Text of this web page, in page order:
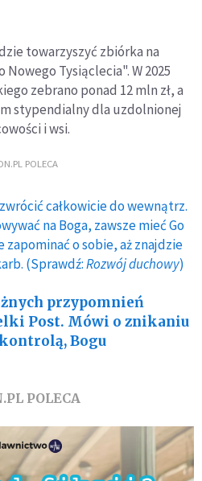
towarzyszyć zbiórka na
Tysiąclecia". W 2025
zebrano ponad 12 mln zł, a
stypendialny dla uzdolnionej
i wsi.
POLECA
całkowicie do wewnątrz.
na Boga, zawsze mieć Go
o sobie, aż znajdzie
(Sprawdź:Rozwój duchowy)
przypomnień
Post. Mówi o znikaniu
Bogu
POLECA